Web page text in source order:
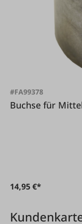
#FA99378
Buchse für
14,95 €*